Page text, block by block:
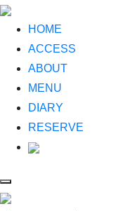
HOME
ACCESS
ABOUT
MENU
DIARY
RESERVE